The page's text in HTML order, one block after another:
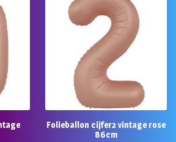
Folieballon cijfer2 vintage rose
86cm